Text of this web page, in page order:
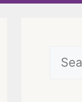
Search
for: